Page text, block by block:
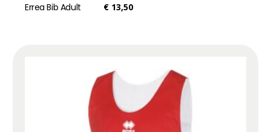
Errea Bib Adult €13,50